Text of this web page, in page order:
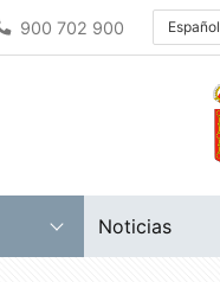
900 702 900 Español
Noticias